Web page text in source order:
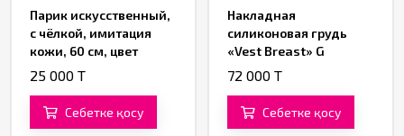
Парик искусственный,
с чёлкой, имитация
кожи, 60 см, цвет
чёрный
25 000 T
Себетке қосу
Накладная
силиконовая грудь
«Vest Breast» G
72 000 T
Себетке қосу